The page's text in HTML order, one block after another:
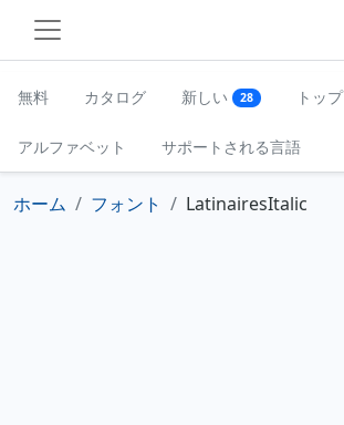
無料 カタログ 新しい 28 トップ
アルファベット サポートされる言語
ホーム フォント LatinairesItalic